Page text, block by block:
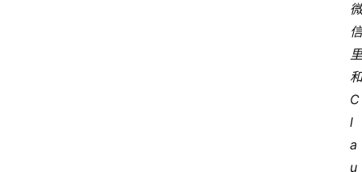
微
信
里
和
C
l
a
u